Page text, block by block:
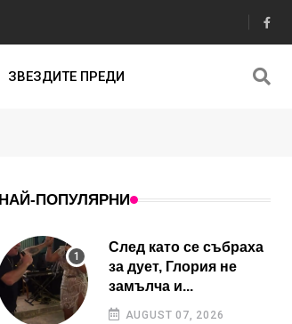
ЗВЕЗДИТЕ ПРЕДИ
НАЙ-ПОПУЛЯРНИ
След като се събраха
за дует, Глория не
замълча и...
AUGUST 07, 2026